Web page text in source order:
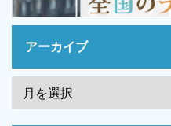
アーカイブ